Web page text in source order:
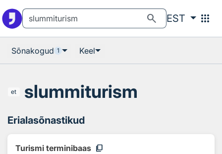
search EST apps
Sõnakogud 1 Keel
et slummiturism
Erialasõnastikud
Turismi terminibaas content_copy